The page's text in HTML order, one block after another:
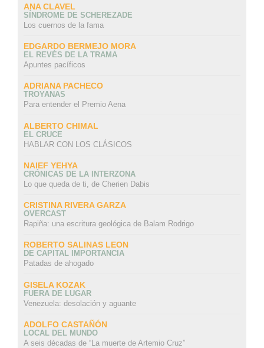
ANA CLAVEL
SÍNDROME DE SCHEREZADE
Los cuernos de la fama
EDGARDO BERMEJO MORA
EL REVÉS DE LA TRAMA
Apuntes pacíficos
ADRIANA PACHECO
TROYANAS
Para entender el Premio Aena
ALBERTO CHIMAL
EL CRUCE
HABLAR CON LOS CLÁSICOS
NAIEF YEHYA
CRÓNICAS DE LA INTERZONA
Lo que queda de ti, de Cherien Dabis
CRISTINA RIVERA GARZA
OVERCAST
Rapiña: una escritura geológica de Balam Rodrigo
ROBERTO SALINAS LEON
DE CAPITAL IMPORTANCIA
Patadas de ahogado
GISELA KOZAK
FUERA DE LUGAR
Venezuela: desolación y aguante
ADOLFO CASTAÑÓN
LOCAL DEL MUNDO
A seis décadas de “La muerte de Artemio Cruz”